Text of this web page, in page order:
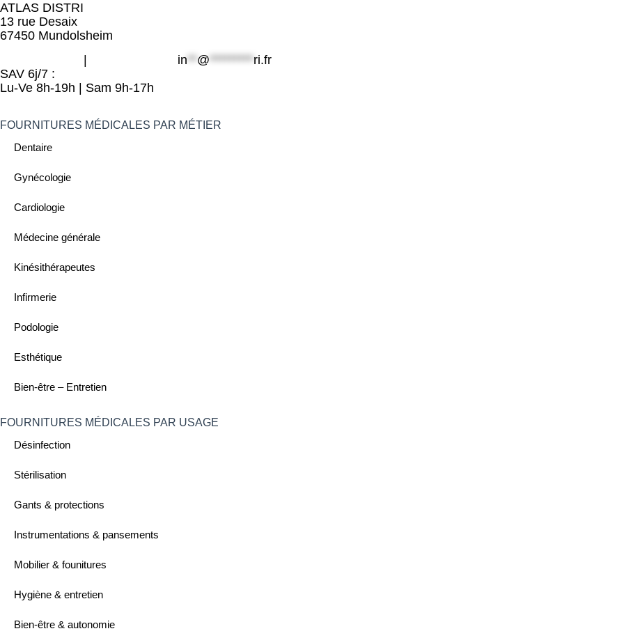
ATLAS DISTRI
13 rue Desaix
67450 Mundolsheim
| in ** @ ********* ri.fr
SAV 6j/7 :
Lu-Ve 8h-19h | Sam 9h-17h
FOURNITURES MÉDICALES PAR MÉTIER
Dentaire
Gynécologie
Cardiologie
Médecine générale
Kinésithérapeutes
Infirmerie
Podologie
Esthétique
Bien-être – Entretien
FOURNITURES MÉDICALES PAR USAGE ​
Désinfection
Stérilisation
Gants & protections
Instrumentations & pansements
Mobilier & founitures
Hygiène & entretien
Bien-être & autonomie